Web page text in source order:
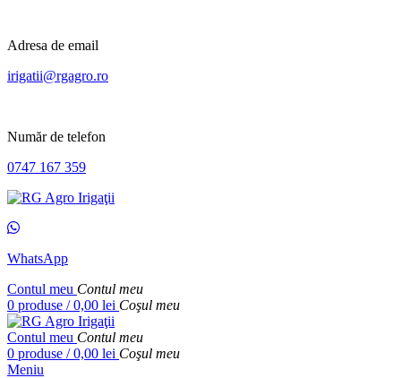
Adresa de email
irigatii@rgagro.ro
Număr de telefon
0747 167 359
WhatsApp
Contul meu Contul meu
0 produse / 0,00 lei Coşul meu
Contul meu Contul meu
0 produse / 0,00 lei Coşul meu
Meniu